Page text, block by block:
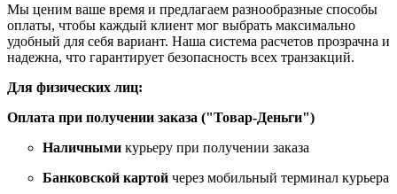
Мы ценим ваше время и предлагаем разнообразные способы
оплаты, чтобы каждый клиент мог выбрать максимально
удобный для себя вариант. Наша система расчетов прозрачна и
надежна, что гарантирует безопасность всех транзакций.
Для физических лиц:
Оплата при получении заказа ("Товар-Деньги")
Наличными курьеру при получении заказа
Банковской картой через мобильный терминал курьера